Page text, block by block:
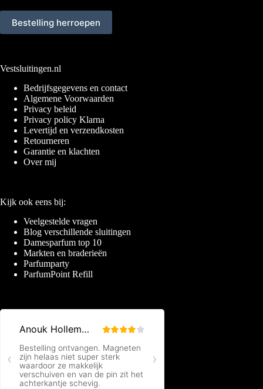
Bestelling herroepen
Vestsluitingen.nl
Bedrijfsgegevens en contact
Algemene Voorwaarden
Privacy beleid
Privacy policy Klarna
Levertijd en verzendkosten
Retourneren
Garantie en klachten
Over mij
Kijk ook eens bij:
Veelgestelde vragen
Blog verschillende sluitingen
Damesparfum top 10
Markten en braderieën
Parfumparty
ParfumPoint Refill